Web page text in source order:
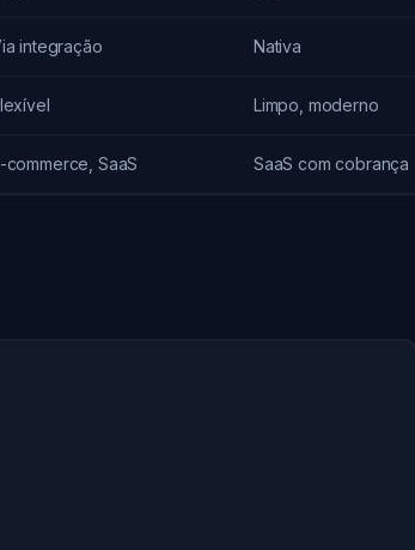
integração Nativa
Limpo, moderno
commerce, SaaS SaaS com cobrança